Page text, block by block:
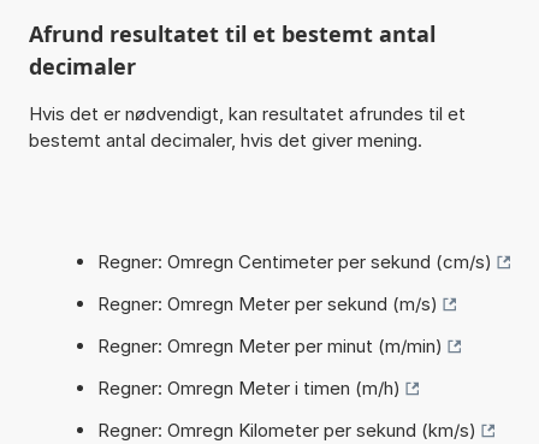
Afrund resultatet til et bestemt antal
decimaler
Hvis det er nødvendigt, kan resultatet afrundes til et
bestemt antal decimaler, hvis det giver mening.
Regner: Omregn Centimeter per sekund (cm/s)
Regner: Omregn Meter per sekund (m/s)
Regner: Omregn Meter per minut (m/min)
Regner: Omregn Meter i timen (m/h)
Regner: Omregn Kilometer per sekund (km/s)